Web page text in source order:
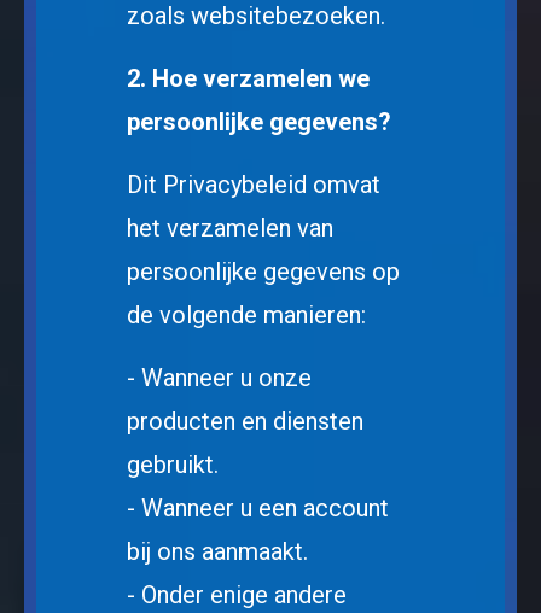
zoals websitebezoeken.
2. Hoe verzamelen we
persoonlijke gegevens?
Dit Privacybeleid omvat
het verzamelen van
persoonlijke gegevens op
de volgende manieren:
- Wanneer u onze
producten en diensten
gebruikt.
- Wanneer u een account
bij ons aanmaakt.
- Onder enige andere